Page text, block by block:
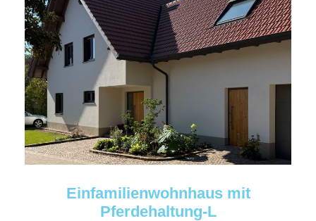
Einfamilienwohnhaus mit
Pferdehaltung-L